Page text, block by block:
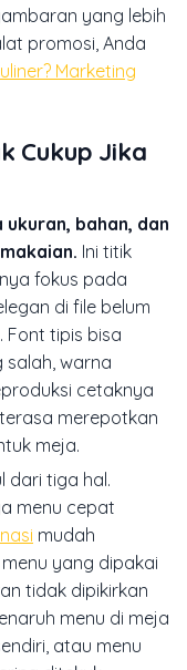
yang lebih
promosi, Anda
Marketing
Cukup Jika
bahan, dan
Ini titik
fokus pada
di file belum
tipis bisa
warna
cetaknya
merepotkan
meja.
dari tiga hal.
menu cepat
mudah
yang dipakai
tidak dipikirkan
menu di meja
atau menu